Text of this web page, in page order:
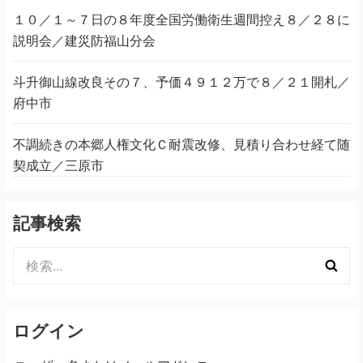
１０／１～７日の８年度全国労働衛生週間控え８／２８に
説明会／建災防福山分会
斗升御山線改良その７、予価４９１２万で８／２１開札／
府中市
不調続きの本郷人権文化Ｃ耐震改修、見積り合わせ経て随
契成立／三原市
記事検索
索:
ログイン